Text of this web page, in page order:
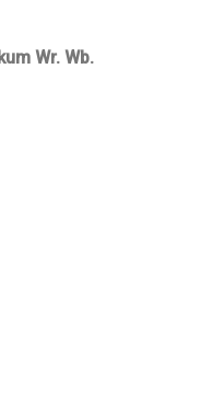
Wr. Wb.